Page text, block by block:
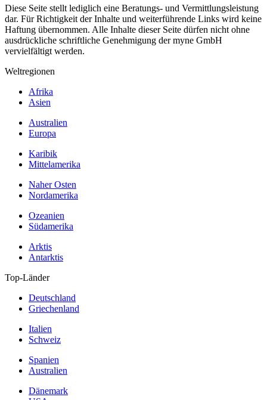
Diese Seite stellt lediglich eine Beratungs- und Vermittlungsleistung
dar. Für Richtigkeit der Inhalte und weiterführende Links wird keine
Haftung übernommen. Alle Inhalte dieser Seite dürfen nicht ohne
ausdrückliche schriftliche Genehmigung der myne GmbH
vervielfältigt werden.
Weltregionen
Afrika
Asien
Australien
Europa
Karibik
Mittelamerika
Naher Osten
Nordamerika
Ozeanien
Südamerika
Arktis
Antarktis
Top-Länder
Deutschland
Griechenland
Italien
Schweiz
Spanien
Australien
Dänemark